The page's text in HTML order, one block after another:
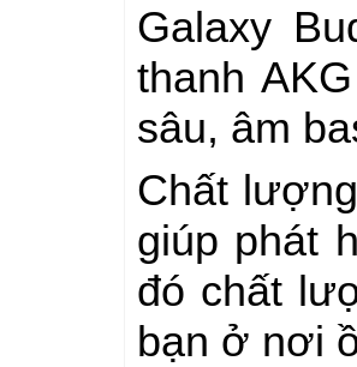
Galaxy
thanh
sâu, âm
Chất
giúp phát
đó chất
bạn ở nơi